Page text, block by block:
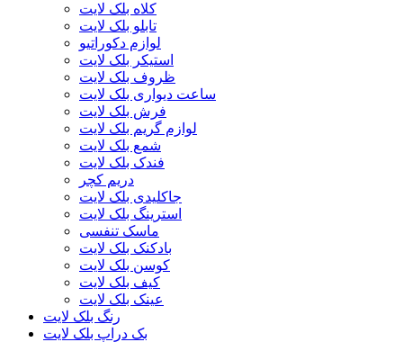
کلاه بلک لایت
تابلو بلک لایت
لوازم دکوراتیو
استیکر بلک لایت
ظروف بلک لایت
ساعت دیواری بلک لایت
فرش بلک لایت
لوازم گریم بلک لایت
شمع بلک لایت
فندک بلک لایت
دریم کچر
جاکلیدی بلک لایت
استرینگ بلک لایت
ماسک تنفسی
بادکنک بلک لایت
کوسن بلک لایت
کیف بلک لایت
عینک بلک لایت
رنگ بلک لایت
بک دراپ بلک لایت